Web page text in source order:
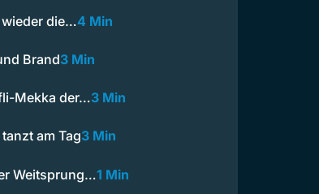
wieder die…4 Min
Brand3 Min
Mekka der…3 Min
am Tag3 Min
Weitsprung…1 Min